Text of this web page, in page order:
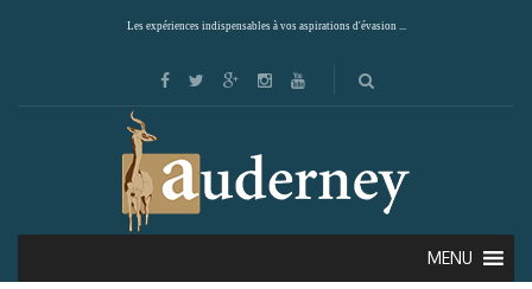
Les expériences indispensables à vos aspirations d'évasion ...
MENU
LE YOGA & LES SECRETS DE L’AYURVEDA